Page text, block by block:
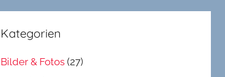
Kategorien
Bilder & Fotos (27)